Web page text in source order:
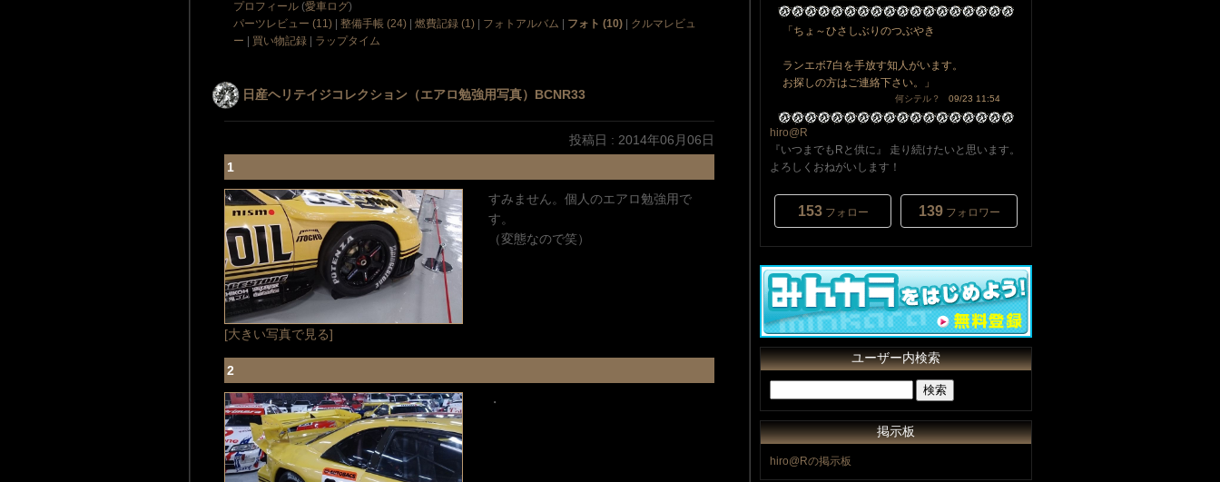
プロフィール (愛車ログ)
パーツレビュー (11)
整備手帳 (24) 燃費記録 (1) フォトアルバム フォト (10)
クルマレビュ
ー
買い物記録 ラップタイム
日産ヘリテイジコレクション（エアロ勉強用写真）BCNR33
投稿日 : 2014年06月06日
1
[大きい写真で見る]
すみません。個人のエアロ勉強用で
す。
（変態なので笑）
2
・
「ちょ～ひさしぶりのつぶやき
ランエボ7白を手放す知人がいます。
お探しの方はご連絡下さい。」
何シテル？ 09/23 11:54
hiro@R
『いつまでもRと供に』 走り続けたいと思います。
よろしくおねがいします！
153フォロー 139フォロワー
ユーザー内検索
掲示板
hiro@Rの掲示板